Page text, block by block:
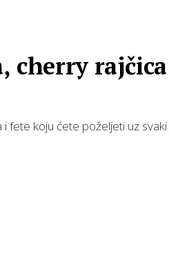
cherry
fete koju ćete poželjeti uz